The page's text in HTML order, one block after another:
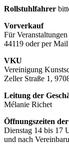
Rollstuhlfahrer
Vorverkauf
Für
44119 oder per Mail
VKU
Vereinigung
Zeller Straße 1,
Leitung der
Mélanie Richet
Öffnungszeiten
Dienstag 14 bis 17
und nach